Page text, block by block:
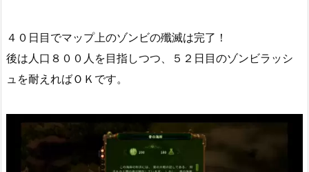
４０日目でマップ上のゾンビの殲滅は完了！
後は人口８００人を目指しつつ、５２日目のゾンビラッシ
ュを耐えればＯＫです。